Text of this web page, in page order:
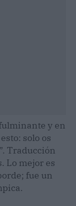
y en
solo os
Traducción
Lo mejor es
fue un